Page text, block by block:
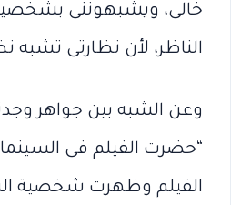
خالى، ويشبهوننى
الناظر، لأن نظارتى تشبه
وعن الشبه بين جواهر
“حضرت الفيلم فى
الفيلم وظهرت شخصية